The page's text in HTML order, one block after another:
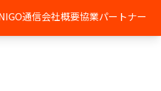
通信会社概要協業パートナー